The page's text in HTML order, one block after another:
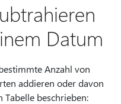
Datum
Anzahl von
addieren oder davon
beschrieben: